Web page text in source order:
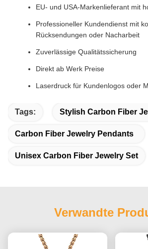
EU- und USA-Markenlieferant mit
Professioneller Kundendienst mit
Rücksendungen oder Nacharbeit
Zuverlässige Qualitätssicherung
Direkt ab Werk Preise
Laserdruck für Kundenlogos oder
Tags: Stylish Carbon Fiber
Carbon Fiber Jewelry Pendants
Unisex Carbon Fiber Jewelry Set
Verwandte